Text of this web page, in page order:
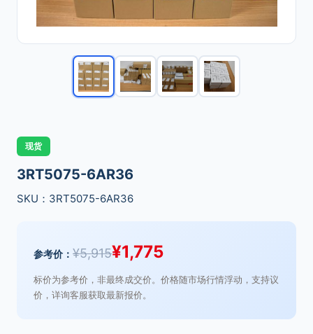
现货
3RT5075-6AR36
SKU：3RT5075-6AR36
参考价： ¥5,915¥1,775
标价为参考价，非最终成交价。价格随市场行情浮动，支持议
价，详询客服获取最新报价。